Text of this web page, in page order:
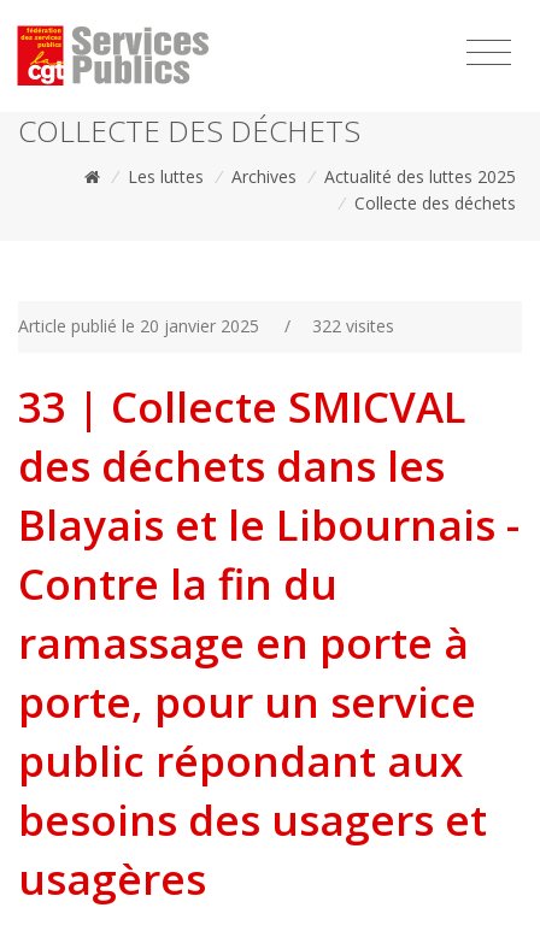
COLLECTE DES DÉCHETS
/ Les luttes / Archives / Actualité des luttes 2025
/ Collecte des déchets
Article publié le 20 janvier 2025 / 322 visites
33 | Collecte SMICVAL
des déchets dans les
Blayais et le Libournais -
Contre la fin du
ramassage en porte à
porte, pour un service
public répondant aux
besoins des usagers et
usagères